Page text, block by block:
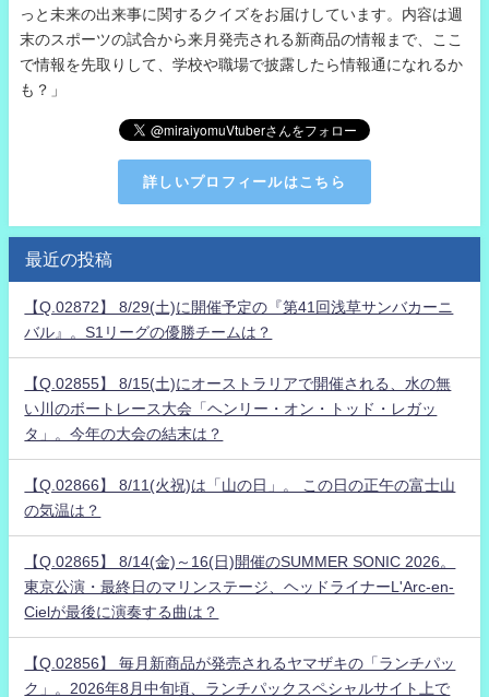
っと未来の出来事に関するクイズをお届けしています。内容は週
末のスポーツの試合から来月発売される新商品の情報まで、ここ
で情報を先取りして、学校や職場で披露したら情報通になれるか
も？」
詳しいプロフィールはこちら
最近の投稿
【Q.02872】 8/29(土)に開催予定の『第41回浅草サンバカーニ
バル』。S1リーグの優勝チームは？
【Q.02855】 8/15(土)にオーストラリアで開催される、水の無
い川のボートレース大会「ヘンリー・オン・トッド・レガッ
タ」。今年の大会の結末は？
【Q.02866】 8/11(火祝)は「山の日」。 この日の正午の富士山
の気温は？
【Q.02865】 8/14(金)～16(日)開催のSUMMER SONIC 2026。
東京公演・最終日のマリンステージ、ヘッドライナーL'Arc-en-
Cielが最後に演奏する曲は？
【Q.02856】 毎月新商品が発売されるヤマザキの「ランチパッ
ク」。2026年8月中旬頃、ランチパックスペシャルサイト上で